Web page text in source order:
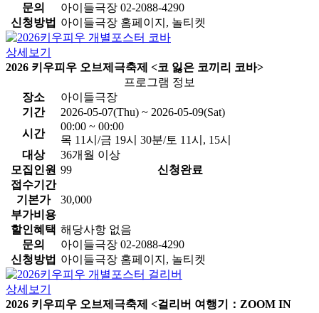
문의
아이들극장 02-2088-4290
신청방법 아이들극장 홈페이지, 놀티켓
상세보기
2026 키우피우 오브제극축제 <코 잃은 코끼리 코바>
프로그램 정보
장소
아이들극장
기간
2026-05-07(Thu) ~ 2026-05-09(Sat)
시간
00:00 ~ 00:00
목 11시/금 19시 30분/토 11시, 15시
대상
36개월 이상
모집인원 99
신청완료
접수기간
기본가
30,000
부가비용
할인혜택 해당사항 없음
문의
아이들극장 02-2088-4290
신청방법 아이들극장 홈페이지, 놀티켓
상세보기
2026 키우피우 오브제극축제 <걸리버 여행기：ZOOM IN